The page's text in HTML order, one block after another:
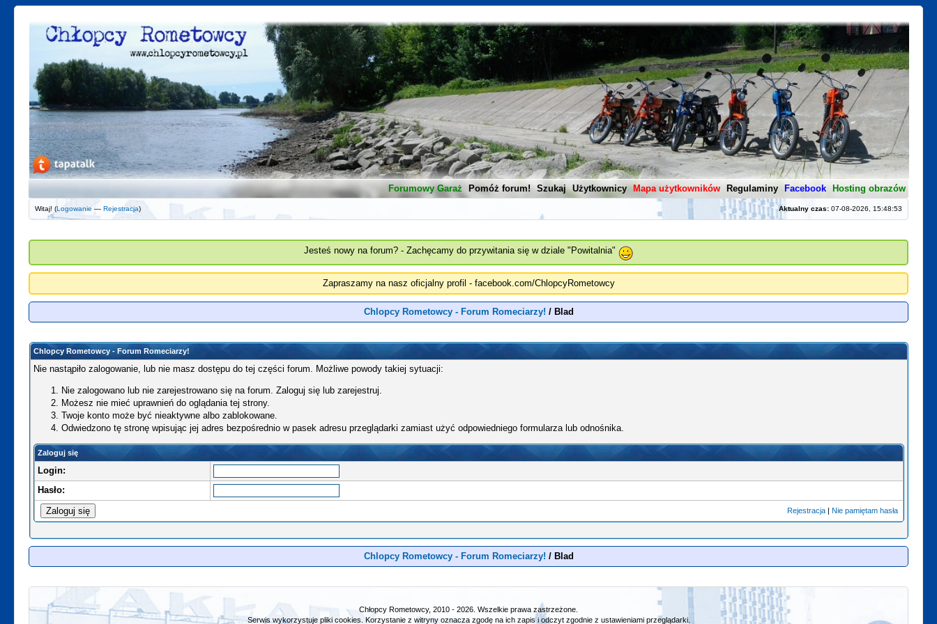
Forumowy Garaż Pomóż forum! Szukaj Użytkownicy Mapa użytkowników Regulaminy Facebook Hosting obrazów
Aktualny czas:07-08-2026, 15:48:53
Witaj! (Logowanie —Rejestracja)
Jesteś nowy na forum? - Zachęcamy do przywitania się w dziale "Powitalnia"
Zapraszamy na nasz oficjalny profil - facebook.com/ChlopcyRometowcy
Chlopcy Rometowcy - Forum Romeciarzy! / Blad
Chlopcy Rometowcy - Forum Romeciarzy!
Nie nastąpiło zalogowanie, lub nie masz dostępu do tej części forum. Możliwe powody takiej sytuacji:
Nie zalogowano lub nie zarejestrowano się na forum. Zaloguj się lub zarejestruj.
Możesz nie mieć uprawnień do oglądania tej strony.
Twoje konto może być nieaktywne albo zablokowane.
Odwiedzono tę stronę wpisując jej adres bezpośrednio w pasek adresu przeglądarki zamiast użyć odpowiedniego formularza lub odnośnika.
Zaloguj się
Login:
Hasło:
Rejestracja| Nie pamiętam hasła
Chlopcy Rometowcy - Forum Romeciarzy! / Blad
Chłopcy Rometowcy, 2010 - 2026. Wszelkie prawa zastrzeżone.
Serwis wykorzystuje pliki cookies. Korzystanie z witryny oznacza zgodę na ich zapis i odczyt zgodnie z ustawieniami przeglądarki.